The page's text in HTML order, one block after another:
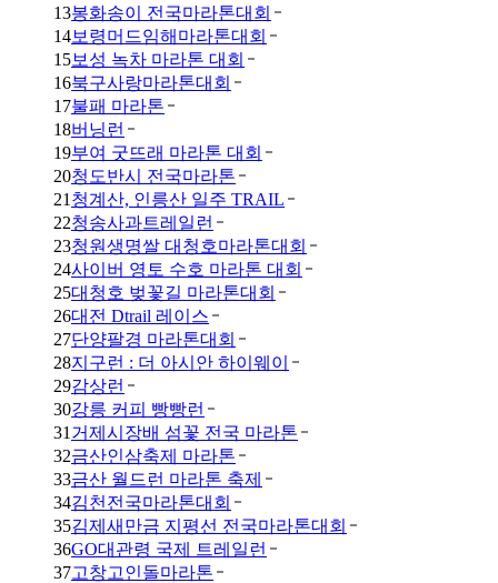
13봉화송이 전국마라톤대회
14보령머드임해마라톤대회
15보성 녹차 마라톤 대회
16북구사랑마라톤대회
17불패 마라톤
18버닝런
19부여 굿뜨래 마라톤 대회
20청도반시 전국마라톤
21 청계산, 인릉산 일주 TRAIL
22청송사과트레일런
23청원생명쌀 대청호마라톤대회
24사이버 영토 수호 마라톤 대회
25대청호 벚꽃길 마라톤대회
26대전 Dtrail 레이스
27단양팔경 마라톤대회
28지구런 : 더 아시안 하이웨이
29감상런
30강릉 커피 빵빵런
31 거제시장배 섬꽃 전국 마라톤
32금산인삼축제 마라톤
33금산 월드런 마라톤 축제
34김천전국마라톤대회
35김제새만금 지평선 전국마라톤대회
36GO대관령 국제 트레일런
37고창고인돌마라톤